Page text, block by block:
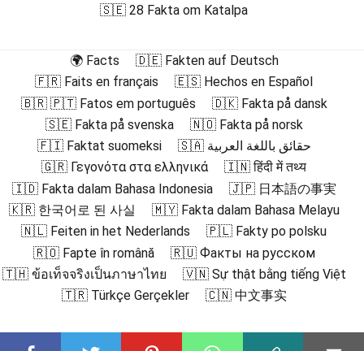
🇸🇪 28 Fakta om Katalpa
🌍 Facts
🇩🇪 Fakten auf Deutsch
🇫🇷 Faits en français
🇪🇸 Hechos en Español
🇧🇷 🇵🇹 Fatos em português
🇩🇰 Fakta på dansk
🇸🇪 Fakta på svenska
🇳🇴 Fakta på norsk
🇫🇮 Faktat suomeksi
🇸🇦 حقائق باللغة العربية
🇬🇷 Γεγονότα στα ελληνικά
🇮🇳 हिंदी में तथ्य
🇮🇩 Fakta dalam Bahasa Indonesia
🇯🇵 日本語の事実
🇰🇷 한국어로 된 사실
🇲🇾 Fakta dalam Bahasa Melayu
🇳🇱 Feiten in het Nederlands
🇵🇱 Fakty po polsku
🇷🇴 Fapte în română
🇷🇺 Факты на русском
🇹🇭 ข้อเท็จจริงเป็นภาษาไทย
🇻🇳 Sự thật bằng tiếng Việt
🇹🇷 Türkçe Gerçekler
🇨🇳 中文事实